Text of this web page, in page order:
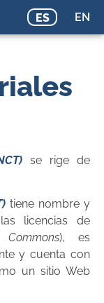
ES EN
se rige de
tiene nombre y
licencias de
), es
y cuenta con
un sitio Web